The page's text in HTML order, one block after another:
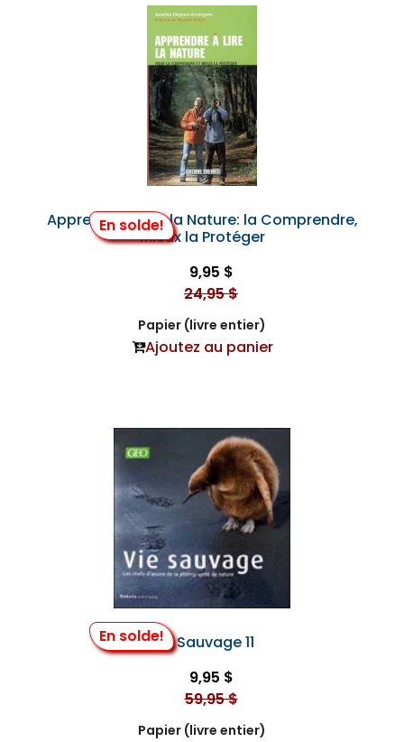
En solde!
Apprendre à Lire la Nature: la Comprendre,
Mieux la Protéger
9,95 $
24,95 $
Papier (livre entier)
Ajoutez au panier
En solde!Vie Sauvage 11
9,95 $
59,95 $
Papier (livre entier)